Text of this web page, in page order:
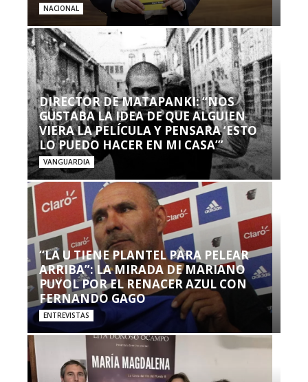
NACIONAL
DIRECTOR DE MATAPANKI: “NOS
GUSTABA LA IDEA DE QUE ALGUIEN
VIERA LA PELÍCULA Y PENSARA ‘ESTO
LO PUEDO HACER EN MI CASA’”
VANGUARDIA
“LA U TIENE PLANTEL PARA PELEAR
ARRIBA”: LA MIRADA DE MARIANO
PUYOL POR EL RENACER AZUL CON
FERNANDO GAGO
ENTREVISTAS